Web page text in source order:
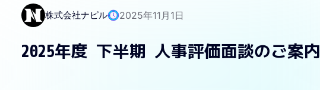
株式会社ナピル 2025年11月1日
2025年度 下半期 人事評価面談のご案内